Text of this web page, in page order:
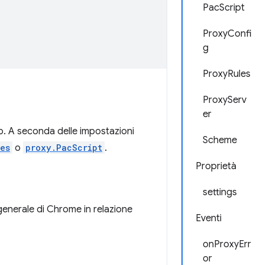
PacScript
ProxyConfi
g
ProxyRules
ProxyServ
er
Scheme
Proprietà
settings
Eventi
onProxyErr
or
A seconda delle impostazioni
o proxy.PacScript .
di Chrome in relazione